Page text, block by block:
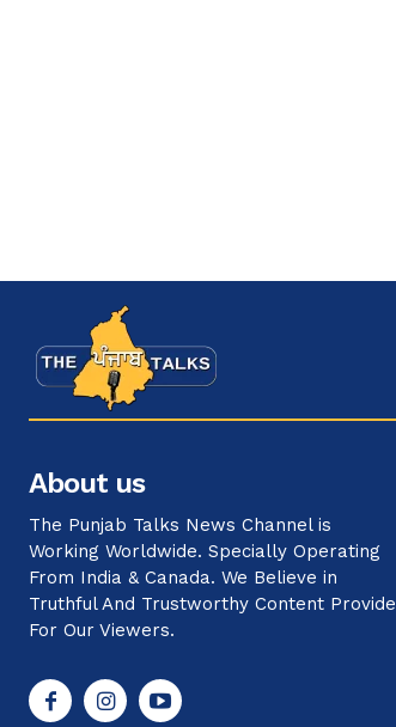
About us
The Punjab Talks News Channel is
Working Worldwide. Specially Operating
From India & Canada. We Believe in
Truthful And Trustworthy Content Provide
For Our Viewers.